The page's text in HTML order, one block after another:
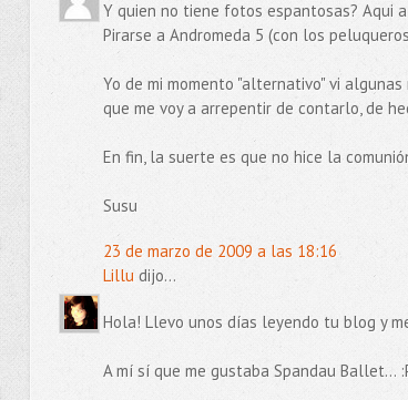
Y quien no tiene fotos espantosas? Aqui
Pirarse a Andromeda 5 (con los
Yo de mi momento "alternativo" vi
que me voy a arrepentir de contarlo, de
En fin, la suerte es que no hice la
Susu
23 de marzo de 2009 a las 18:16
Lillu dijo...
Hola! Llevo unos días leyendo tu blog y
A mí sí que me gustaba Spandau Ballet...